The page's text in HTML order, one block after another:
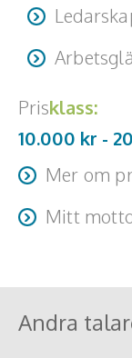
Prisklass:
10.000 kr -
Mer om
Resa + logi
Mitt
Andra